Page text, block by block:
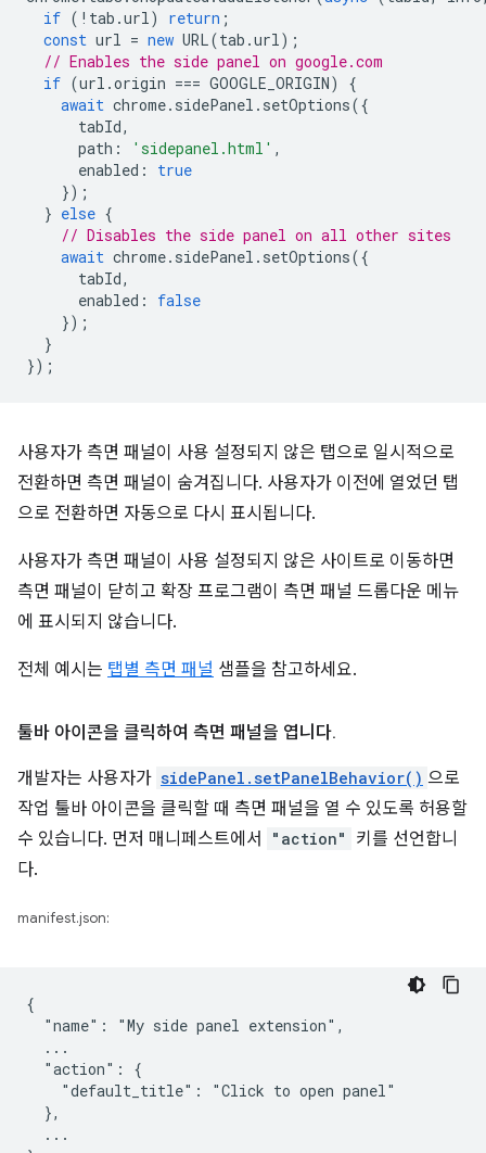
if ( ! tab .url) return ;
const url = new URL(tab .url);
// Enables the side panel on google.com
if (url .origin === GOOGLE_ORIGIN)
{
await chrome. sidePanel . setOptions({
tabId,
path : 'sidepanel.html' ,
enabled :
true
});
} else {
// Disables the side panel on all other sites
await chrome. sidePanel . setOptions({
tabId,
enabled :
false
});
}
});
사용자가 측면 패널이 사용 설정되지 않은 탭으로 일시적으로
전환하면 측면 패널이 숨겨집니다. 사용자가 이전에 열었던 탭
으로 전환하면 자동으로 다시 표시됩니다.
사용자가 측면 패널이 사용 설정되지 않은 사이트로 이동하면
측면 패널이 닫히고 확장 프로그램이 측면 패널 드롭다운 메뉴
에 표시되지 않습니다.
전체 예시는 탭별 측면 패널 샘플을 참고하세요.
툴바 아이콘을 클릭하여 측면 패널을 엽니다.
개발자는 사용자가 sidePanel.setPanelBehavior() 으로
작업 툴바 아이콘을 클릭할 때 측면 패널을 열 수 있도록 허용할
수 있습니다. 먼저 매니페스트에서
"action"
키를 선언합니
다.
manifest.json:
{
  "name": "My side panel extension",
  ...
  "action": {
    "default_title": "Click to open panel"
  },
  ...